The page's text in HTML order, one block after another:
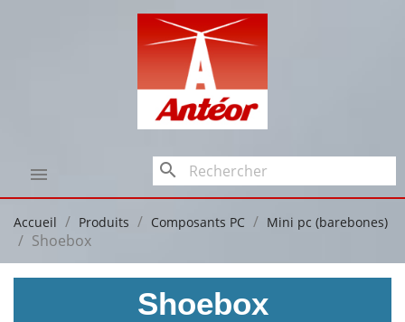
 search
Accueil Produits Composants PC Mini pc (barebones)
Shoebox
Shoebox